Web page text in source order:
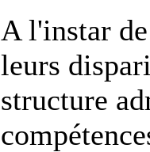
A l'instar
leurs
structure